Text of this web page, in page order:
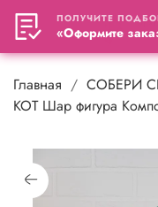
Главная СОБЕРИ
КОТ Шар фигура
«Оформите